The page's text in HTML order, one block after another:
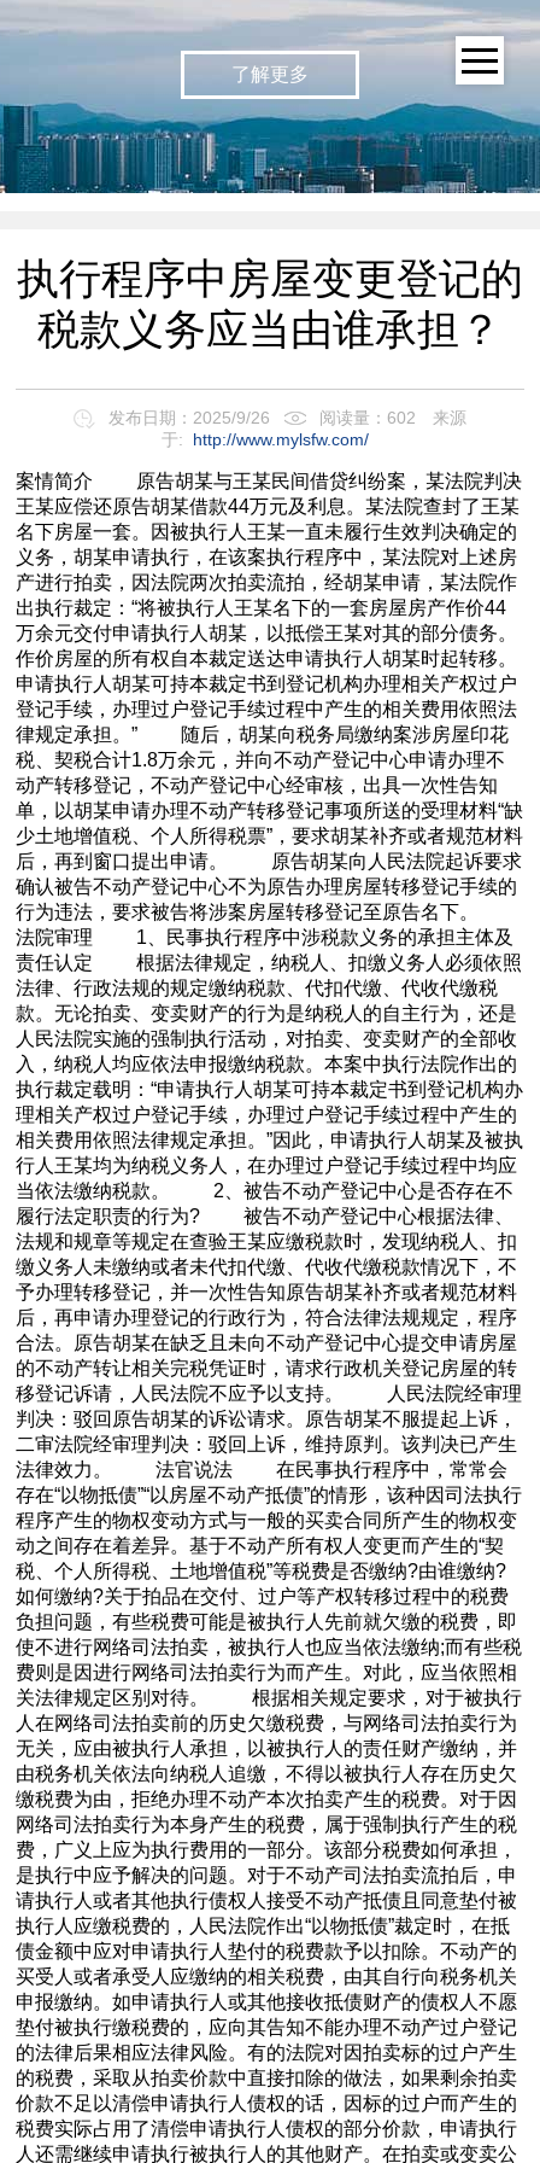
了解更多
执行程序中房屋变更登记的
税款义务应当由谁承担？
发布日期：2025/9/26 阅读量：602
来源
于: http://www.mylsfw.com/
案情简介 原告胡某与王某民间借贷纠纷案，某法院判决
王某应偿还原告胡某借款44万元及利息。某法院查封了王某
名下房屋一套。因被执行人王某一直未履行生效判决确定的
义务，胡某申请执行，在该案执行程序中，某法院对上述房
产进行拍卖，因法院两次拍卖流拍，经胡某申请，某法院作
出执行裁定：“将被执行人王某名下的一套房屋房产作价44
万余元交付申请执行人胡某，以抵偿王某对其的部分债务。
作价房屋的所有权自本裁定送达申请执行人胡某时起转移。
申请执行人胡某可持本裁定书到登记机构办理相关产权过户
登记手续，办理过户登记手续过程中产生的相关费用依照法
律规定承担。” 随后，胡某向税务局缴纳案涉房屋印花
税、契税合计1.8万余元，并向不动产登记中心申请办理不
动产转移登记，不动产登记中心经审核，出具一次性告知
单，以胡某申请办理不动产转移登记事项所送的受理材料“缺
少土地增值税、个人所得税票”，要求胡某补齐或者规范材料
后，再到窗口提出申请。 原告胡某向人民法院起诉要求
确认被告不动产登记中心不为原告办理房屋转移登记手续的
行为违法，要求被告将涉案房屋转移登记至原告名下。
法院审理 1、民事执行程序中涉税款义务的承担主体及
责任认定 根据法律规定，纳税人、扣缴义务人必须依照
法律、行政法规的规定缴纳税款、代扣代缴、代收代缴税
款。无论拍卖、变卖财产的行为是纳税人的自主行为，还是
人民法院实施的强制执行活动，对拍卖、变卖财产的全部收
入，纳税人均应依法申报缴纳税款。本案中执行法院作出的
执行裁定载明：“申请执行人胡某可持本裁定书到登记机构办
理相关产权过户登记手续，办理过户登记手续过程中产生的
相关费用依照法律规定承担。”因此，申请执行人胡某及被执
行人王某均为纳税义务人，在办理过户登记手续过程中均应
当依法缴纳税款。 2、被告不动产登记中心是否存在不
履行法定职责的行为? 被告不动产登记中心根据法律、
法规和规章等规定在查验王某应缴税款时，发现纳税人、扣
缴义务人未缴纳或者未代扣代缴、代收代缴税款情况下，不
予办理转移登记，并一次性告知原告胡某补齐或者规范材料
后，再申请办理登记的行政行为，符合法律法规规定，程序
合法。原告胡某在缺乏且未向不动产登记中心提交申请房屋
的不动产转让相关完税凭证时，请求行政机关登记房屋的转
移登记诉请，人民法院不应予以支持。 人民法院经审理
判决：驳回原告胡某的诉讼请求。原告胡某不服提起上诉，
二审法院经审理判决：驳回上诉，维持原判。该判决已产生
法律效力。 法官说法 在民事执行程序中，常常会
存在“以物抵债”“以房屋不动产抵债”的情形，该种因司法执行
程序产生的物权变动方式与一般的买卖合同所产生的物权变
动之间存在着差异。基于不动产所有权人变更而产生的“契
税、个人所得税、土地增值税”等税费是否缴纳?由谁缴纳?
如何缴纳?关于拍品在交付、过户等产权转移过程中的税费
负担问题，有些税费可能是被执行人先前就欠缴的税费，即
使不进行网络司法拍卖，被执行人也应当依法缴纳;而有些税
费则是因进行网络司法拍卖行为而产生。对此，应当依照相
关法律规定区别对待。 根据相关规定要求，对于被执行
人在网络司法拍卖前的历史欠缴税费，与网络司法拍卖行为
无关，应由被执行人承担，以被执行人的责任财产缴纳，并
由税务机关依法向纳税人追缴，不得以被执行人存在历史欠
缴税费为由，拒绝办理不动产本次拍卖产生的税费。对于因
网络司法拍卖行为本身产生的税费，属于强制执行产生的税
费，广义上应为执行费用的一部分。该部分税费如何承担，
是执行中应予解决的问题。对于不动产司法拍卖流拍后，申
请执行人或者其他执行债权人接受不动产抵债且同意垫付被
执行人应缴税费的，人民法院作出“以物抵债”裁定时，在抵
债金额中应对申请执行人垫付的税费款予以扣除。不动产的
买受人或者承受人应缴纳的相关税费，由其自行向税务机关
申报缴纳。如申请执行人或其他接收抵债财产的债权人不愿
垫付被执行缴税费的，应向其告知不能办理不动产过户登记
的法律后果相应法律风险。有的法院对因拍卖标的过户产生
的税费，采取从拍卖价款中直接扣除的做法，如果剩余拍卖
价款不足以清偿申请执行人债权的话，因标的过户而产生的
税费实际占用了清偿申请执行人债权的部分价款，申请执行
人还需继续申请执行被执行人的其他财产。在拍卖或变卖公